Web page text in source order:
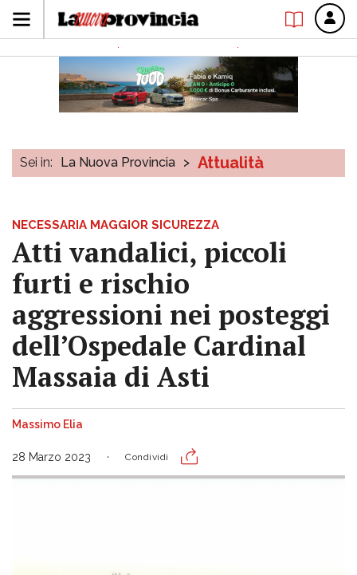
Sei in: La Nuova Provincia > Attualità
NECESSARIA MAGGIOR SICUREZZA
Atti vandalici, piccoli
furti e rischio
aggressioni nei posteggi
dell’Ospedale Cardinal
Massaia di Asti
Massimo Elia
28 Marzo 2023 Condividi